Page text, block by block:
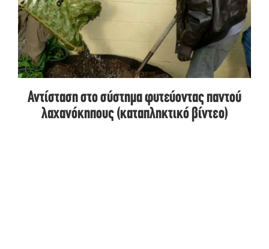
Αντίσταση στο σύστημα φυτεύοντας παντού
λαχανόκηπους (καταπληκτικό βίντεο)